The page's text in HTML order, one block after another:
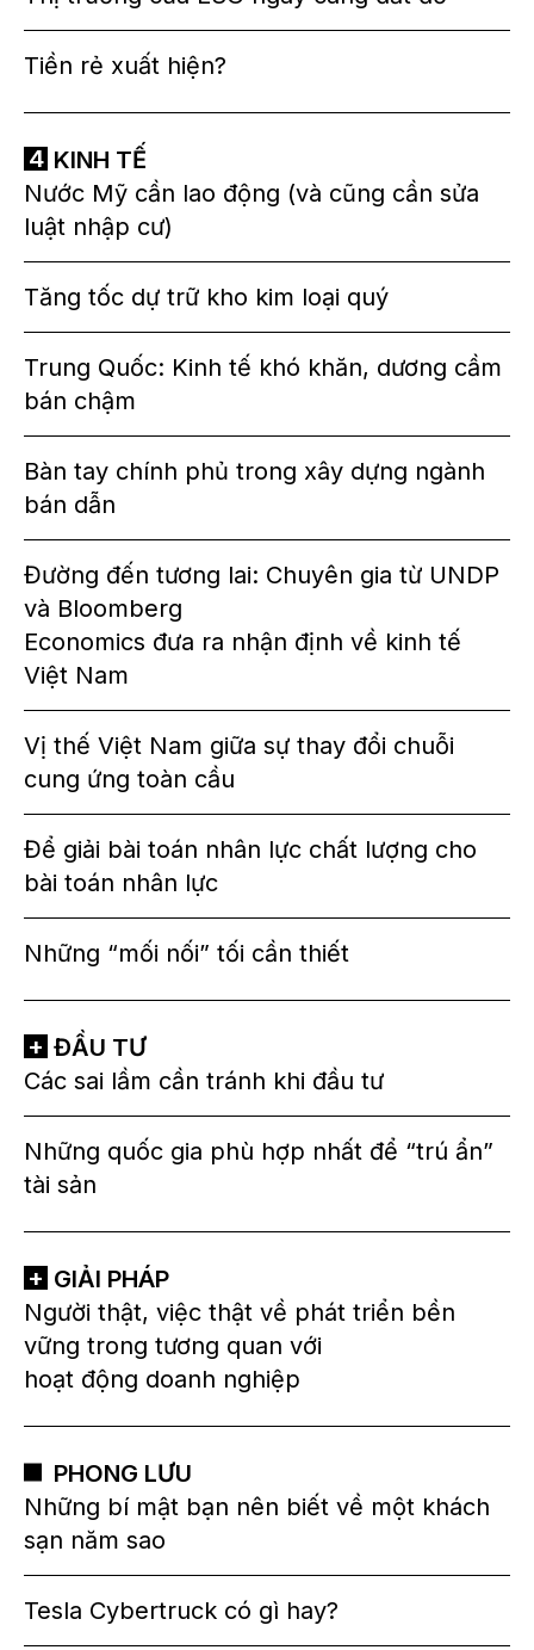
Tiền rẻ xuất hiện?
KINH TẾ
Nước Mỹ cần lao động (và cũng cần sửa
luật nhập cư)
Tăng tốc dự trữ kho kim loại quý
Trung Quốc: Kinh tế khó khăn, dương cầm
bán chậm
Bàn tay chính phủ trong xây dựng ngành
bán dẫn
Đường đến tương lai: Chuyên gia từ UNDP
và Bloomberg
Economics đưa ra nhận định về kinh tế
Việt Nam
Vị thế Việt Nam giữa sự thay đổi chuỗi
cung ứng toàn cầu
Để giải bài toán nhân lực chất lượng cho
bài toán nhân lực
Những “mối nối” tối cần thiết
ĐẦU TƯ
Các sai lầm cần tránh khi đầu tư
Những quốc gia phù hợp nhất để “trú ẩn”
tài sản
GIẢI PHÁP
Người thật, việc thật về phát triển bền
vững trong tương quan với
hoạt động doanh nghiệp
PHONG LƯU
Những bí mật bạn nên biết về một khách
sạn năm sao
Tesla Cybertruck có gì hay?